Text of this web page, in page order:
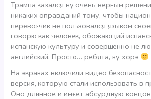
Трампа казался ну очень верным
никаких оправданий тому, чтобы
перевозчик не пользовался языком
говорю как человек, обожающий
испанскую культуру и совершенно не
английский. Просто… ребята, ну хорэ
На экранах включили видео
версия, которую стали использовать в
Оно длинное и имеет абсурдную